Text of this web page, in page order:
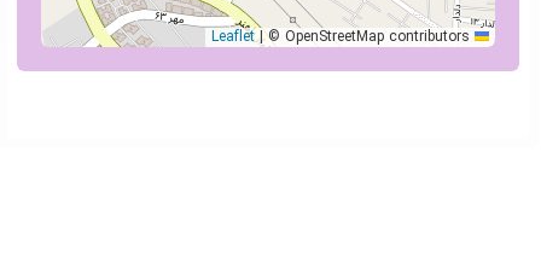
|© OpenStreetMap contributors